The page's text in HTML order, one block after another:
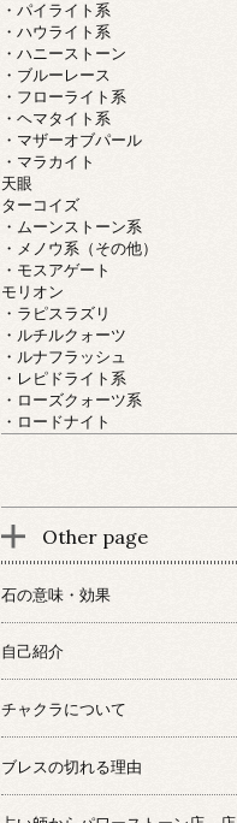
・パイライト系
・ハウライト系
・ハニーストーン
・ブルーレース
・フローライト系
・ヘマタイト系
・マザーオブパール
・マラカイト
天眼
ターコイズ
・ムーンストーン系
・メノウ系（その他）
・モスアゲート
モリオン
・ラピスラズリ
・ルチルクォーツ
・ルナフラッシュ
・レピドライト系
・ローズクォーツ系
・ロードナイト
Other page
石の意味・効果
自己紹介
チャクラについて
ブレスの切れる理由